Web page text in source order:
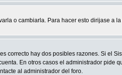
o cambiarla. Para hacer esto dirijase a
correcto hay dos posibles razones. Si el
En otros casos el administrador
al administrador del foro.